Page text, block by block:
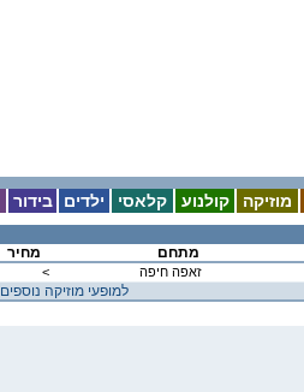
בידור ילדים קלאסי קולנוע מוזיקה
מחיר מתחם
< זאפה חיפה
< למופעי מוזיקה נוספים